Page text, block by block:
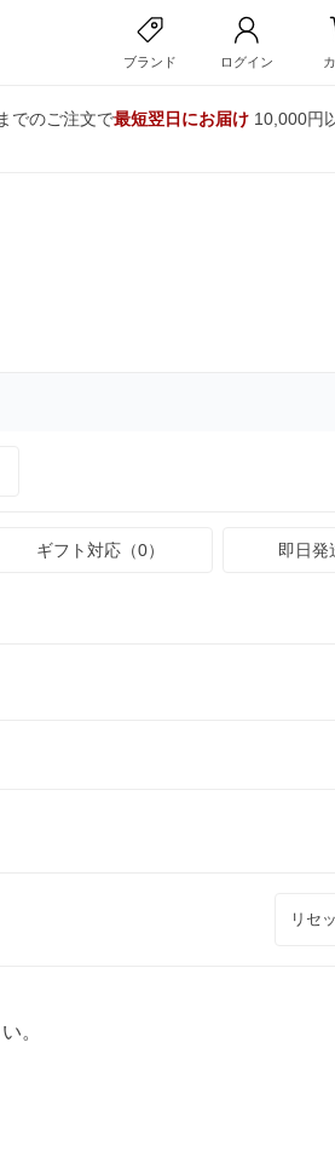
ブランド ログイン
でのご注文で最短翌日にお届け10,000円
ギフト対応（0） 即日発
リセ
。